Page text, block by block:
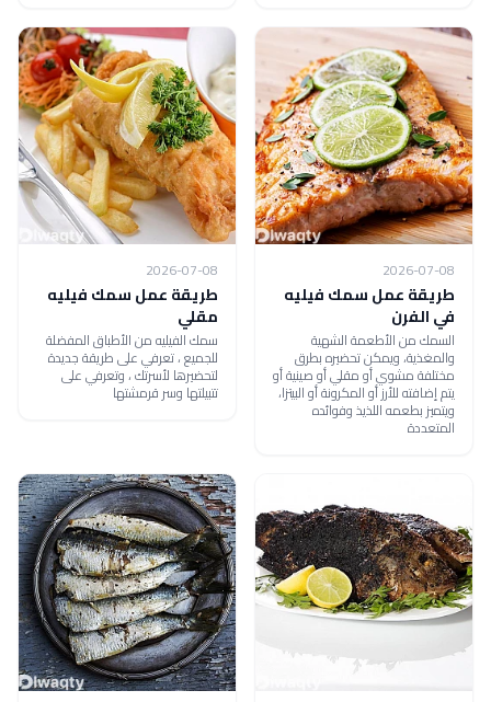
2026-07-08
طريقة عمل سمك فيليه
في الفرن
السمك من الأطعمة الشهية
والمغذية، ويمكن تحضيره بطرق
مختلفة مشوي أو مقلي أو صينية أو
يتم إضافته للأرز أو المكرونة أو البيتزا،
ويتميز بطعمه اللذيذ وفوائده
المتعددة
2026-07-08
طريقة عمل سمك فيليه
مقلي
سمك الفيليه من الأطباق المفضلة
للجميع ، تعرفي على طريقة جديدة
لتحضيرها لأسرتك ، وتعرفي على
تتبيلتها وسر قرمشتها